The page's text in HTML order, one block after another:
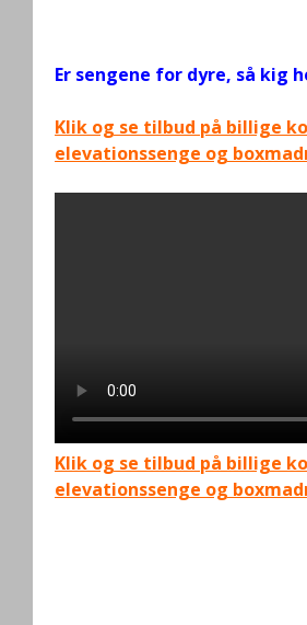
Er sengene for dyre, så kig
Klik og se tilbud på billige
elevationssenge og
Klik og se tilbud på billige
elevationssenge og